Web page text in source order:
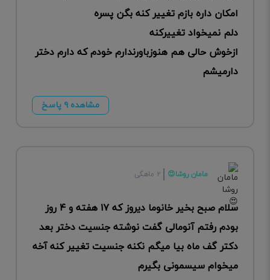
امکان داره بازم تغییر کنه بگن پسره
دلم نمیخواد تغییرکنه
ازخوش حالی هم هنوزباورندارم خودم که دارم دختر
دارمیشم
مشاهده ۹ پاسخ
مامان روشا😍 ۲ ماهگی
سلام صبح بخیر خانوما دیروز که ۱۷ هفته و ۴ روز
بودم رفتم آنومالی گفت نوشته جنسیت دختر بعد
دکتر گف ماه بیا میگم نکنه جنسیت تغییر کنه آخه
میخوام سیسمونی بگیرم